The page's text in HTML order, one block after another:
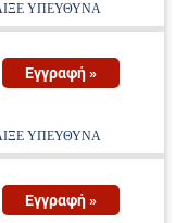
ΥΠΕΥΘΥΝΑ
Εγγραφή »
ΥΠΕΥΘΥΝΑ
Εγγραφή »